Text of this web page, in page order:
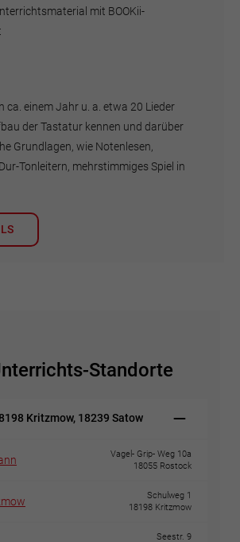
mit BOOKii-
ca. einem Jahr u. a. etwa 20 Lieder
der Tastatur kennen und darüber
Grundlagen, wie Notenlesen,
Tonleitern, mehrstimmiges Spiel in
Standorte
Kritzmow, 18239 Satow
Vagel- Grip- Weg 10a
18055 Rostock
Schulweg 1
18198 Kritzmow
Seestr. 9